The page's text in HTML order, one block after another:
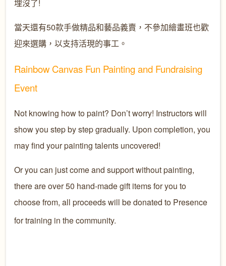
埋沒了!
當天還有50款手做精品和藝品義賣，不參加繪畫班也歡
迎來選購，以支持活現的事工。
Rainbow Canvas Fun Painting and Fundraising
Event
Not knowing how to paint? Don’t worry! Instructors will
show you step by step gradually. Upon completion, you
may find your painting talents uncovered!
Or you can just come and support without painting,
there are over 50 hand-made gift items for you to
choose from, all proceeds will be donated to Presence
for training in the community.